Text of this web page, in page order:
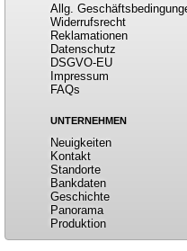
Allg.
Widerrufsrecht
Reklamationen
Datenschutz
DSGVO-EU
Impressum
FAQs
UNTERNEHMEN
Neuigkeiten
Kontakt
Standorte
Bankdaten
Geschichte
Panorama
Produktion